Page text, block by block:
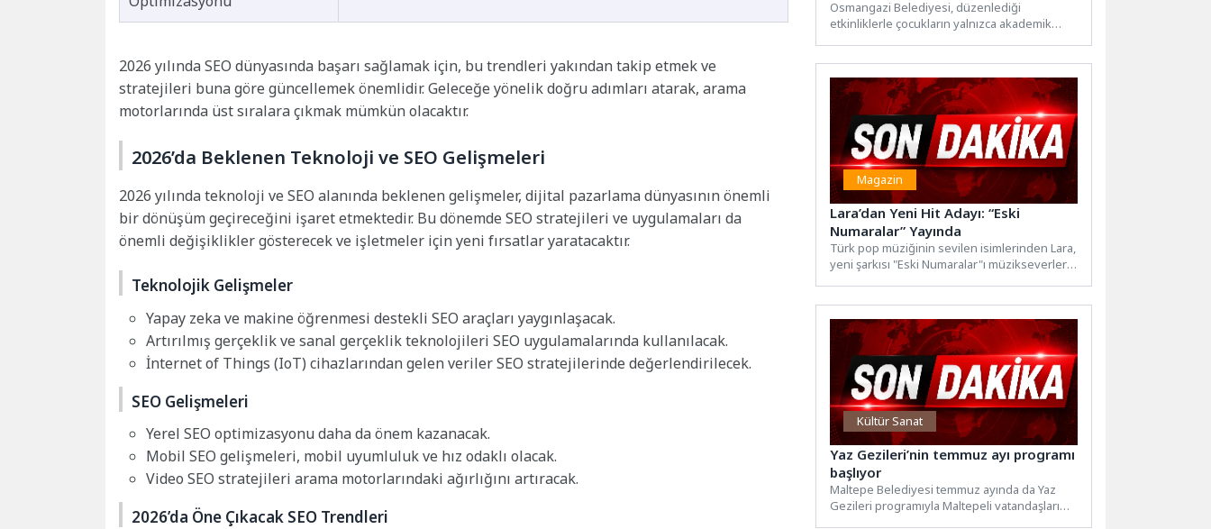
2026 yılında SEO dünyasında başarı sağlamak için, bu trendleri yakından takip etmek ve
stratejileri buna göre güncellemek önemlidir. Geleceğe yönelik doğru adımları atarak, arama
motorlarında üst sıralara çıkmak mümkün olacaktır.
2026’da Beklenen Teknoloji ve SEO Gelişmeleri
2026 yılında teknoloji ve SEO alanında beklenen gelişmeler, dijital pazarlama dünyasının önemli
bir dönüşüm geçireceğini işaret etmektedir. Bu dönemde SEO stratejileri ve uygulamaları da
önemli değişiklikler gösterecek ve işletmeler için yeni fırsatlar yaratacaktır.
Teknolojik Gelişmeler
Yapay zeka ve makine öğrenmesi destekli SEO araçları yaygınlaşacak.
Artırılmış gerçeklik ve sanal gerçeklik teknolojileri SEO uygulamalarında kullanılacak.
İnternet of Things (IoT) cihazlarından gelen veriler SEO stratejilerinde değerlendirilecek.
SEO Gelişmeleri
Yerel SEO optimizasyonu daha da önem kazanacak.
Mobil SEO gelişmeleri, mobil uyumluluk ve hız odaklı olacak.
Video SEO stratejileri arama motorlarındaki ağırlığını artıracak.
2026’da Öne Çıkacak SEO Trendleri
Osmangazi Belediyesi, düzenlediği
etkinliklerle çocukların yalnızca akademik
Magazin
Lara’dan Yeni Hit Adayı: “Eski
Numaralar” Yayında
Türk pop müziğinin sevilen isimlerinden Lara,
yeni şarkısı "Eski Numaralar"ı müzikseverlerle
Kültür Sanat
Yaz Gezileri’nin temmuz ayı programı
başlıyor
Maltepe Belediyesi temmuz ayında da Yaz
Gezileri programıyla Maltepeli vatandaşları